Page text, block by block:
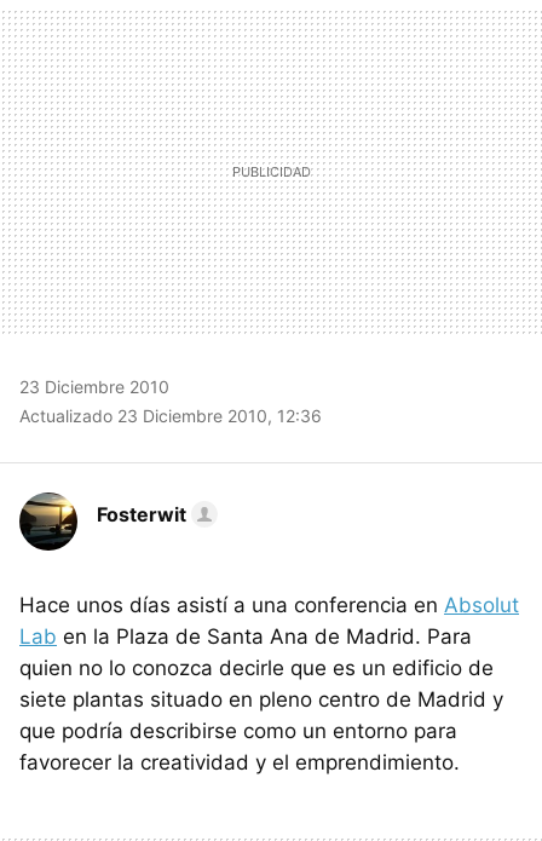
MAIL
23 Diciembre 2010
Actualizado 23 Diciembre 2010, 12:36
Fosterwit
Hace unos días asistí a una conferencia en Absolut
Lab en la Plaza de Santa Ana de Madrid. Para
quien no lo conozca decirle que es un edificio de
siete plantas situado en pleno centro de Madrid y
que podría describirse como un entorno para
favorecer la creatividad y el emprendimiento.